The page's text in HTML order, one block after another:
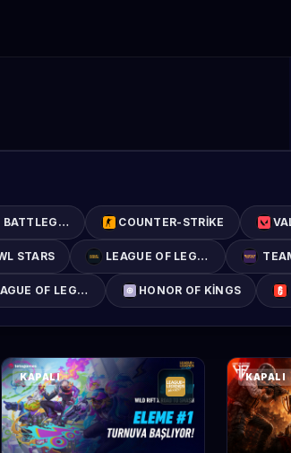
BATTLEGROUNDS COUNTER-STRIKE
STARS LEAGUE OF LEGENDS
OF LEGENDS: WILD RIFTHONOR OF KINGS
KAPALI KAPALI